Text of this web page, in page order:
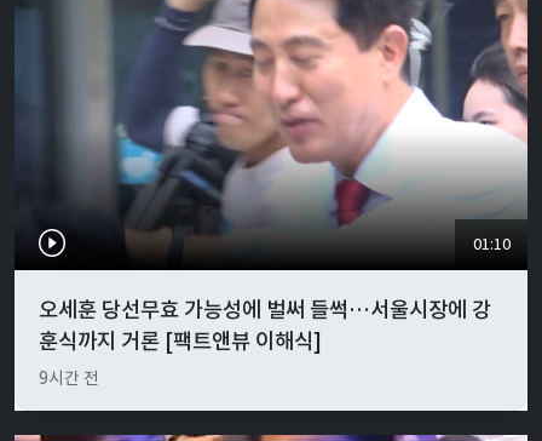
01:10
오세훈 당선무효 가능성에 벌써 들썩…서울시장에 강
훈식까지 거론 [팩트앤뷰 이해식]
9시간 전